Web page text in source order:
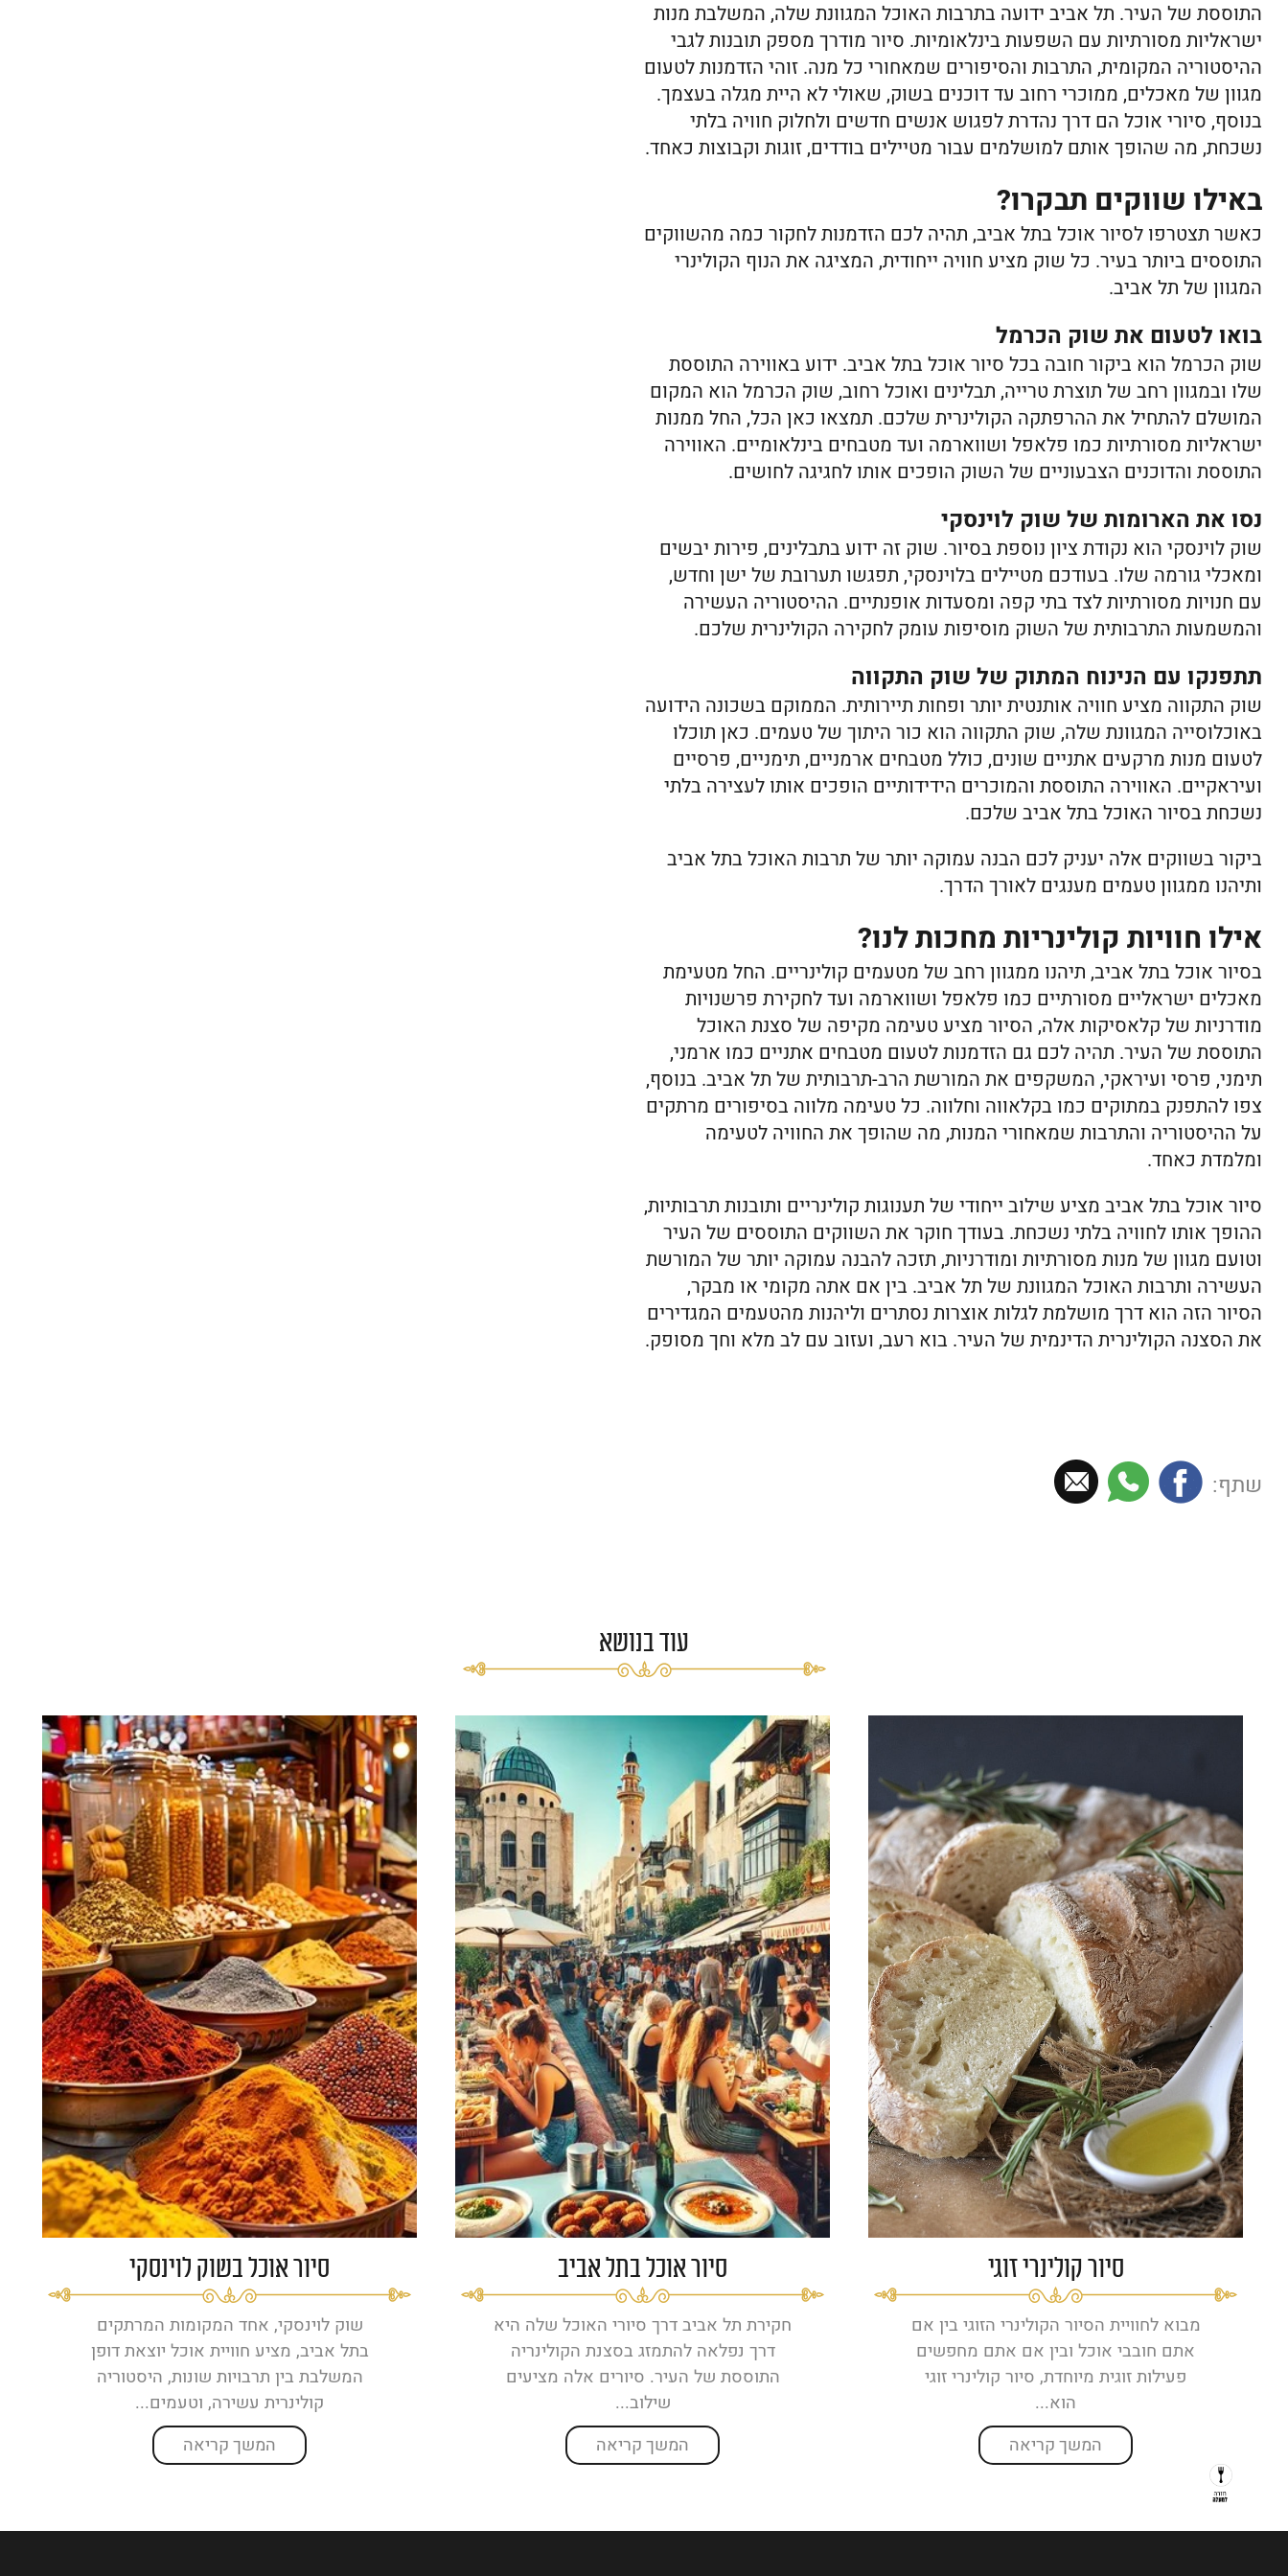
התוססת של העיר. תל אביב ידועה בתרבות האוכל המגוונת שלה, המשלבת מנות
ישראליות מסורתיות עם השפעות בינלאומיות. סיור מודרך מספק תובנות לגבי
ההיסטוריה המקומית, התרבות והסיפורים שמאחורי כל מנה. זוהי הזדמנות לטעום
מגוון של מאכלים, ממוכרי רחוב עד דוכנים בשוק, שאולי לא היית מגלה בעצמך.
בנוסף, סיורי אוכל הם דרך נהדרת לפגוש אנשים חדשים ולחלוק חוויה בלתי
נשכחת, מה שהופך אותם למושלמים עבור מטיילים בודדים, זוגות וקבוצות כאחד.
באילו שווקים תבקרו?
כאשר תצטרפו לסיור אוכל בתל אביב, תהיה לכם הזדמנות לחקור כמה מהשווקים
התוססים ביותר בעיר. כל שוק מציע חוויה ייחודית, המציגה את הנוף הקולינרי
המגוון של תל אביב.
בואו לטעום את שוק הכרמל
שוק הכרמל הוא ביקור חובה בכל סיור אוכל בתל אביב. ידוע באווירה התוססת
שלו ובמגוון רחב של תוצרת טרייה, תבלינים ואוכל רחוב, שוק הכרמל הוא המקום
המושלם להתחיל את ההרפתקה הקולינרית שלכם. תמצאו כאן הכל, החל ממנות
ישראליות מסורתיות כמו פלאפל ושווארמה ועד מטבחים בינלאומיים. האווירה
התוססת והדוכנים הצבעוניים של השוק הופכים אותו לחגיגה לחושים.
נסו את הארומות של שוק לוינסקי
שוק לוינסקי הוא נקודת ציון נוספת בסיור. שוק זה ידוע בתבלינים, פירות יבשים
ומאכלי גורמה שלו. בעודכם מטיילים בלוינסקי, תפגשו תערובת של ישן וחדש,
עם חנויות מסורתיות לצד בתי קפה ומסעדות אופנתיים. ההיסטוריה העשירה
והמשמעות התרבותית של השוק מוסיפות עומק לחקירה הקולינרית שלכם.
תתפנקו עם הנינוח המתוק של שוק התקווה
שוק התקווה מציע חוויה אותנטית יותר ופחות תיירותית. הממוקם בשכונה הידועה
באוכלוסייה המגוונת שלה, שוק התקווה הוא כור היתוך של טעמים. כאן תוכלו
לטעום מנות מרקעים אתניים שונים, כולל מטבחים ארמניים, תימניים, פרסיים
ועיראקיים. האווירה התוססת והמוכרים הידידותיים הופכים אותו לעצירה בלתי
נשכחת בסיור האוכל בתל אביב שלכם.
ביקור בשווקים אלה יעניק לכם הבנה עמוקה יותר של תרבות האוכל בתל אביב
ותיהנו ממגוון טעמים מענגים לאורך הדרך.
אילו חוויות קולינריות מחכות לנו?
בסיור אוכל בתל אביב, תיהנו ממגוון רחב של מטעמים קולינריים. החל מטעימת
מאכלים ישראליים מסורתיים כמו פלאפל ושווארמה ועד לחקירת פרשנויות
מודרניות של קלאסיקות אלה, הסיור מציע טעימה מקיפה של סצנת האוכל
התוססת של העיר. תהיה לכם גם הזדמנות לטעום מטבחים אתניים כמו ארמני,
תימני, פרסי ועיראקי, המשקפים את המורשת הרב-תרבותית של תל אביב. בנוסף,
צפו להתפנק במתוקים כמו בקלאווה וחלווה. כל טעימה מלווה בסיפורים מרתקים
על ההיסטוריה והתרבות שמאחורי המנות, מה שהופך את החוויה לטעימה
ומלמדת כאחד.
סיור אוכל בתל אביב מציע שילוב ייחודי של תענוגות קולינריים ותובנות תרבותיות,
ההופך אותו לחוויה בלתי נשכחת. בעודך חוקר את השווקים התוססים של העיר
וטועם מגוון של מנות מסורתיות ומודרניות, תזכה להבנה עמוקה יותר של המורשת
העשירה ותרבות האוכל המגוונת של תל אביב. בין אם אתה מקומי או מבקר,
הסיור הזה הוא דרך מושלמת לגלות אוצרות נסתרים וליהנות מהטעמים המגדירים
את הסצנה הקולינרית הדינמית של העיר. בוא רעב, ועזוב עם לב מלא וחך מסופק.
שתף:
עוד בנושא
סיור קולינרי זוגי
מבוא לחוויית הסיור הקולינרי הזוגי בין אם
אתם חובבי אוכל ובין אם אתם מחפשים
פעילות זוגית מיוחדת, סיור קולינרי זוגי
הוא...
המשך קריאה
סיור אוכל בתל אביב
חקירת תל אביב דרך סיורי האוכל שלה היא
דרך נפלאה להתמזג בסצנת הקולינריה
התוססת של העיר. סיורים אלה מציעים
שילוב...
המשך קריאה
סיור אוכל בשוק לוינסקי
שוק לוינסקי, אחד המקומות המרתקים
בתל אביב, מציע חוויית אוכל יוצאת דופן
המשלבת בין תרבויות שונות, היסטוריה
קולינרית עשירה, וטעמים...
המשך קריאה